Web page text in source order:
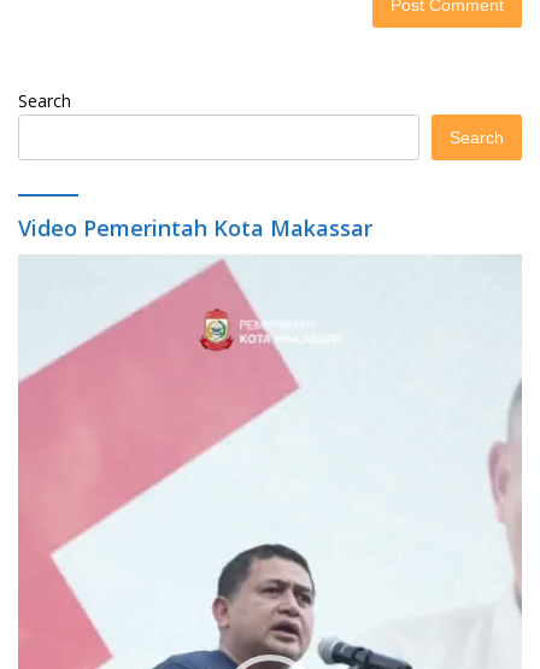
Search
Search
Video Pemerintah Kota Makassar